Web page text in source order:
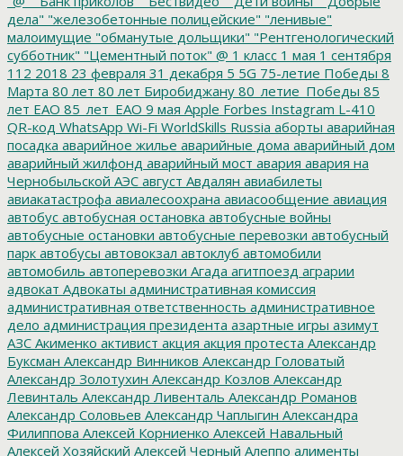
дела" "железобетонные полицейские" "ленивые"
малоимущие "обманутые дольщики" "Рентгенологический
субботник" "Цементный поток" @ 1 класс 1 мая 1 сентября
112 2018 23 февраля 31 декабря 5 5G 75-летие Победы 8
Марта 80 лет 80 лет Биробиджану 80_летие_Победы 85
лет ЕАО 85_лет_ЕАО 9 мая Apple Forbes Instagram L-410
QR-код WhatsApp Wi-Fi WorldSkills Russia аборты аварийная
посадка аварийное жилье аварийные дома аварийный дом
аварийный жилфонд аварийный мост авария авария на
Чернобыльской АЭС август Авдалян авиабилеты
авиакатастрофа авиалесоохрана авиасообщение авиация
автобус автобусная остановка автобусные войны
автобусные остановки автобусные перевозки автобусный
парк автобусы автовокзал автоклуб автомобили
автомобиль автоперевозки Агада агитпоезд аграрии
адвокат Адвокаты административная комиссия
административная ответственность административное
дело администрация президента азартные игры азимут
АЗС Акименко активист акция акция протеста Александр
Буксман Александр Винников Александр Головатый
Александр Золотухин Александр Козлов Александр
Левинталь Александр Ливенталь Александр Романов
Александр Соловьев Александр Чаплыгин Александра
Филиппова Алексей Корниенко Алексей Навальный
Алексей Хозяйский Алексей Черный Алеппо алименты